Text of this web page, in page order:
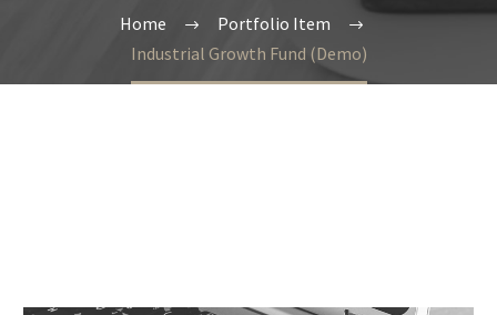
Home
Portfolio Item
Industrial Growth Fund (Demo)